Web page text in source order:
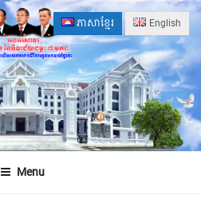
ភាសាខ្មែរ English
Menu